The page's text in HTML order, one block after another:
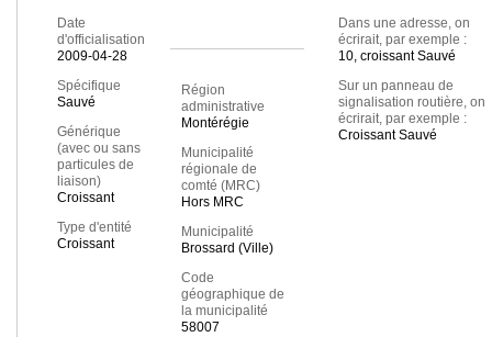
Date
d'officialisation
2009-04-28
Spécifique
Sauvé
Générique
(avec ou sans
particules de
liaison)
Croissant
Type d'entité
Croissant
Région
administrative
Montérégie
Municipalité
régionale de
comté (MRC)
Hors MRC
Municipalité
Brossard (Ville)
Code
géographique de
la municipalité
58007
Dans une adresse, on
écrirait, par exemple :
10, croissant Sauvé
Sur un panneau de
signalisation routière, on
écrirait, par exemple :
Croissant Sauvé